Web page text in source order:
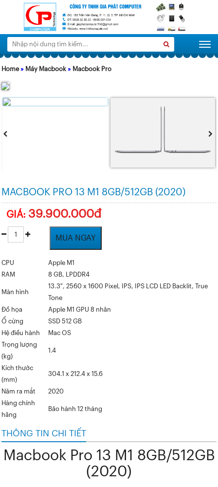
Tìm
kiếm:
Home» Máy Macbook » Macbook Pro
MACBOOK PRO 13 M1 8GB/512GB (2020)
GIÁ: 39.900.000đ
MUA NGAY
CPU
Apple M1
RAM
8 GB, LPDDR4
Màn hình
13.3″, 2560 x 1600 Pixel, IPS, IPS LCD LED Backlit, True
Tone
Đồ họa
Apple M1 GPU 8 nhân
Ổ cứng
SSD 512 GB
Hệ điều hành
Mac OS
Trọng lượng
(kg)
1.4
Kích thước
(mm)
304.1 x 212.4 x 15.6
Năm ra mắt
2020
Hàng chính
hãng
Bảo hành 12 tháng
THÔNG TIN CHI TIẾT
Macbook Pro 13 M1 8GB/512GB
(2020)